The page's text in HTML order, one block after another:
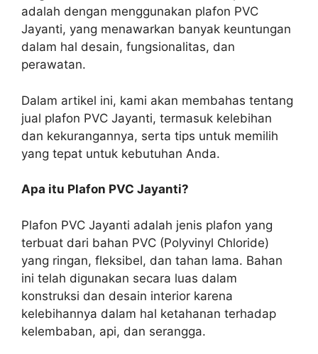
adalah dengan menggunakan plafon PVC
Jayanti, yang menawarkan banyak keuntungan
dalam hal desain, fungsionalitas, dan
perawatan.
Dalam artikel ini, kami akan membahas tentang
jual plafon PVC Jayanti, termasuk kelebihan
dan kekurangannya, serta tips untuk memilih
yang tepat untuk kebutuhan Anda.
Apa itu Plafon PVC Jayanti?
Plafon PVC Jayanti adalah jenis plafon yang
terbuat dari bahan PVC (Polyvinyl Chloride)
yang ringan, fleksibel, dan tahan lama. Bahan
ini telah digunakan secara luas dalam
konstruksi dan desain interior karena
kelebihannya dalam hal ketahanan terhadap
kelembaban, api, dan serangga.